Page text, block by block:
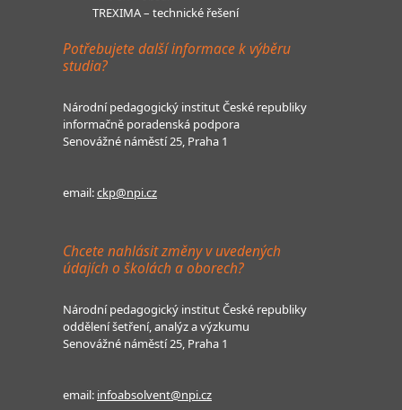
TREXIMA – technické řešení
Potřebujete další informace k výběru
studia?
Národní pedagogický institut České republiky
informačně poradenská podpora
Senovážné náměstí 25, Praha 1
email:ckp@npi.cz
Chcete nahlásit změny v uvedených
údajích o školách a oborech?
Národní pedagogický institut České republiky
oddělení šetření, analýz a výzkumu
Senovážné náměstí 25, Praha 1
email: infoabsolvent@npi.cz